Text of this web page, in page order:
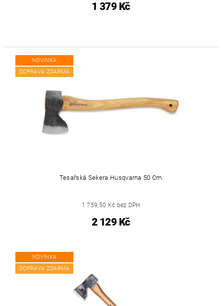
1 379 Kč
NOVINKA
DOPRAVA ZDARMA
Tesařská Sekera Husqvarna 50 Cm
1 759,50 Kč bez DPH
2 129 Kč
NOVINKA
DOPRAVA ZDARMA